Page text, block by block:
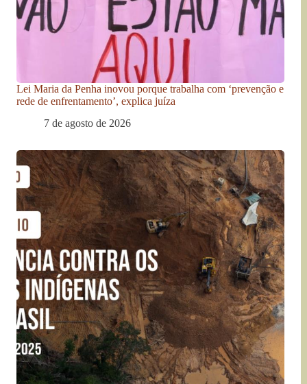
Lei Maria da Penha inovou porque trabalha com ‘prevenção e
rede de enfrentamento’, explica juíza
7 de agosto de 2026